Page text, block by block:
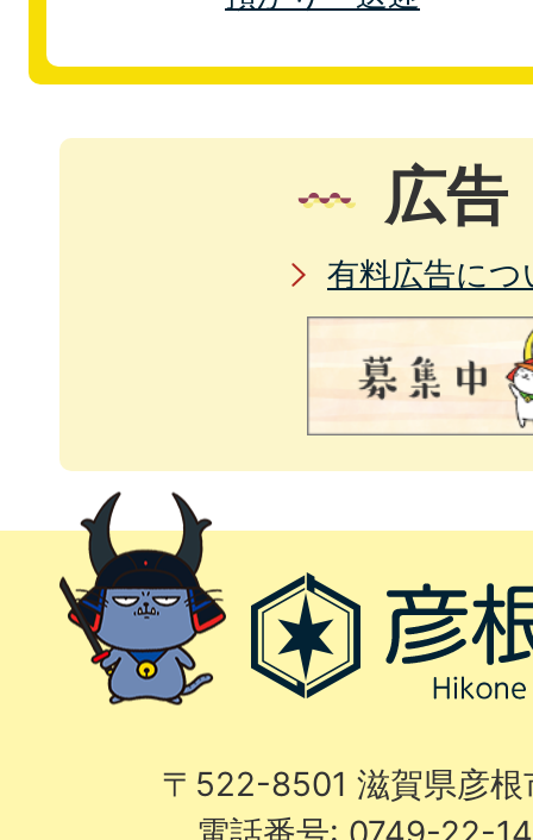
広告
有料広告につ
〒522-8501 滋賀県彦